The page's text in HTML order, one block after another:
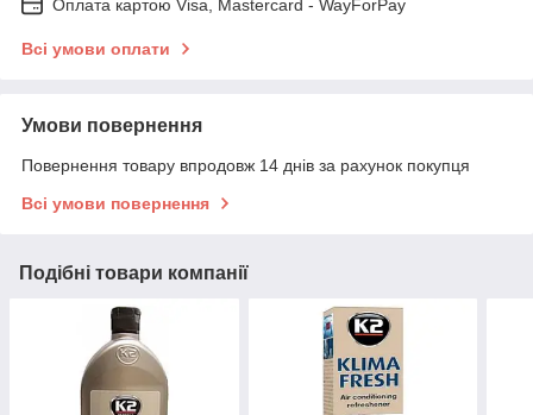
Оплата картою Visa, Mastercard - WayForPay
Всі умови оплати
Умови повернення
Повернення товару впродовж 14 днів за рахунок покупця
Всі умови повернення
Подібні товари компанії